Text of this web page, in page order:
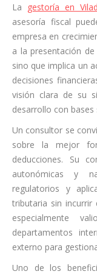
La
gestoría en
asesoría fiscal
empresa en
a la presentación
sino que implica un
decisiones
visión clara de su
desarrollo con bases
Un consultor se
sobre la mejor
deducciones. Su
autonómicas y
regulatorios y
tributaria sin incurrir
especialmente
departamentos
externo para
Uno de los